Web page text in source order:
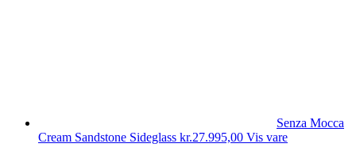
Senza Mocca
Cream Sandstone Sideglass kr.27.995,00 Vis vare